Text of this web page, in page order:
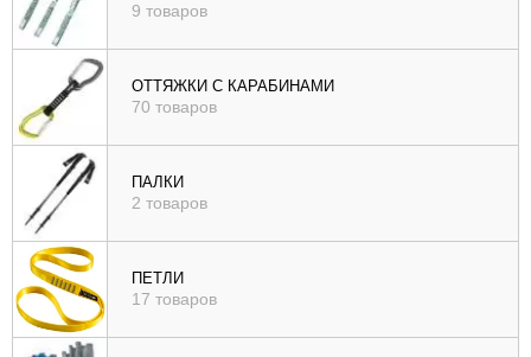
9 товаров
ОТТЯЖКИ С КАРАБИНАМИ
70 товаров
ПАЛКИ
2 товаров
ПЕТЛИ
17 товаров